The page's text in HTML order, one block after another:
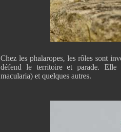
Chez les phalaropes, les rôles sont
défend le territoire et parade.
macularia) et quelques autres.